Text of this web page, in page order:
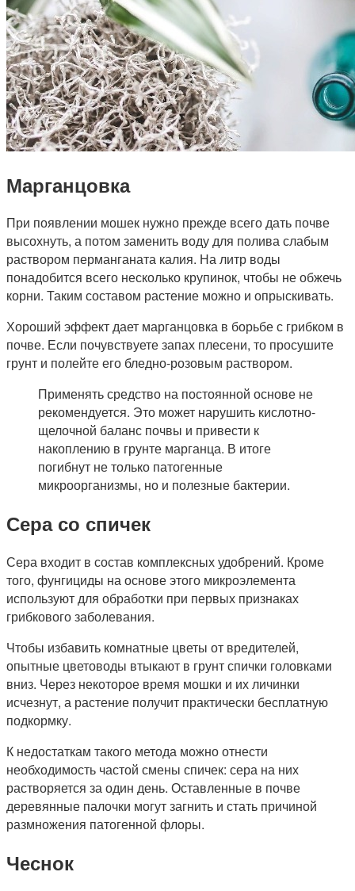
Марганцовка
При появлении мошек нужно прежде всего дать почве
высохнуть, а потом заменить воду для полива слабым
раствором перманганата калия. На литр воды
понадобится всего несколько крупинок, чтобы не обжечь
корни. Таким составом растение можно и опрыскивать.
Хороший эффект дает марганцовка в борьбе с грибком в
почве. Если почувствуете запах плесени, то просушите
грунт и полейте его бледно-розовым раствором.
Применять средство на постоянной основе не
рекомендуется. Это может нарушить кислотно-
щелочной баланс почвы и привести к
накоплению в грунте марганца. В итоге
погибнут не только патогенные
микроорганизмы, но и полезные бактерии.
Сера со спичек
Сера входит в состав комплексных удобрений. Кроме
того, фунгициды на основе этого микроэлемента
используют для обработки при первых признаках
грибкового заболевания.
Чтобы избавить комнатные цветы от вредителей,
опытные цветоводы втыкают в грунт спички головками
вниз. Через некоторое время мошки и их личинки
исчезнут, а растение получит практически бесплатную
подкормку.
К недостаткам такого метода можно отнести
необходимость частой смены спичек: сера на них
растворяется за один день. Оставленные в почве
деревянные палочки могут загнить и стать причиной
размножения патогенной флоры.
Чеснок